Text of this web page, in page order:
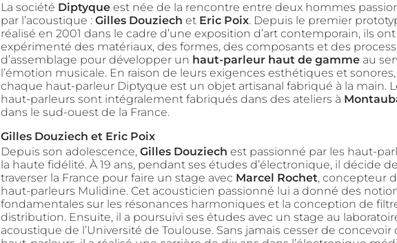
La société Diptyqueest née de la rencontre entre deux hommes
par l’acoustique : Gilles Douziech et Eric Poix. Depuis le premier
réalisé en 2001 dans le cadre d’une exposition d’art contemporain, ils ont
expérimenté des matériaux, des formes, des composants et des
d’assemblage pour développer un haut-parleur haut de gammeau
l’émotion musicale. En raison de leurs exigences esthétiques et sonores,
chaque haut-parleur Diptyque est un objet artisanal fabriqué à la main.
haut-parleurs sont intégralement fabriqués dans des ateliers à
dans le sud-ouest de la France.
Gilles Douziech et Eric Poix
Depuis son adolescence, Gilles Douziech est passionné par les haut-
la haute fidélité. À 19 ans, pendant ses études d’électronique, il décide de
traverser la France pour faire un stage avec Marcel Rochet, concepteur
haut-parleurs Mulidine. Cet acousticien passionné lui a donné des
fondamentales sur les résonances harmoniques et la conception de
distribution. Ensuite, il a poursuivi ses études avec un stage au
acoustique de l’Université de Toulouse. Sans jamais cesser de concevoir